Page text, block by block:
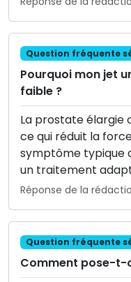
Question fréquente
Pourquoi mon jet
faible ?
La prostate élargie
ce qui réduit la
symptôme typique
un traitement
Réponse de la
Question fréquente
Comment pose-t-